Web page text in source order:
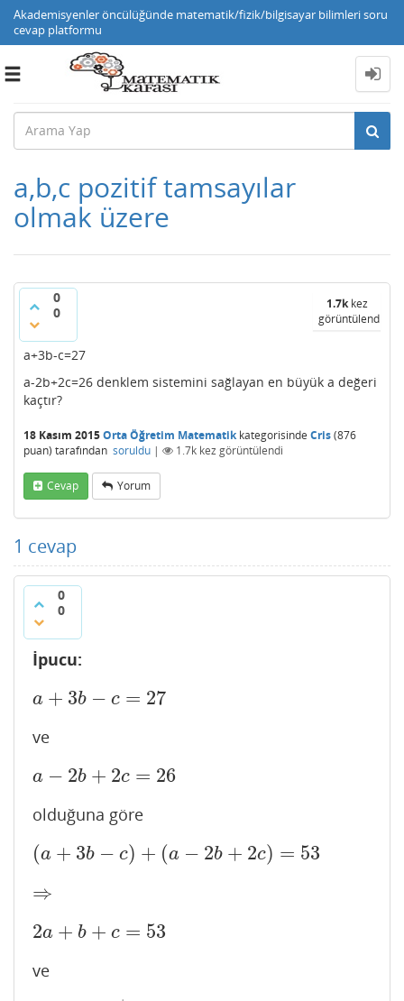
Akademisyenler öncülüğünde matematik/fizik/bilgisayar bilimleri soru
cevap platformu
Toggle
a,b,c pozitif tamsayılar
olmak üzere
0
0
1.7kkez
görüntülendi
a+3b-c=27
a-2b+2c=26 denklem sistemini sağlayan en büyük a değeri
kaçtır?
18 Kasım 2015Orta Öğretim Matematikkategorisinde Cris(876
puan) tarafından soruldu | 1.7k kez görüntülendi
Cevap Yorum
1 cevap
0
0
İpucu:
a + 3b − c = 27
a +3b−c= 27
ve
a − 2b + 2c = 26
a −2b+2c= 26
olduğuna göre
(a + 3b − c) + (a − 2b + 2c) = 53
( a+3b− c)+(a− 2b +2c)= 53
⇒
⇒
2a + b + c = 53
2a +b+c= 53
ve